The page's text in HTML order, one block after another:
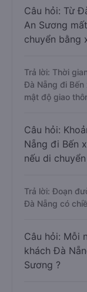
Câu hỏi: Từ
An Sương
chuyển bằng
Trả lời: Thời
Đà Nẵng đi
mật độ giao
Câu hỏi:
Nẵng đi Bến
nếu di
Trả lời: Đoạn
Đà Nẵng có
Câu hỏi: Mỗi
khách Đà
Sương ?